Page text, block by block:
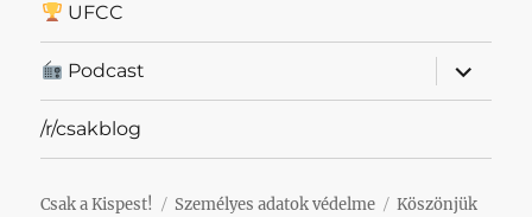
UFCC
Podcast
almenü
/r/csakblog
Csak a Kispest! Személyes adatok védelme
Köszönjük